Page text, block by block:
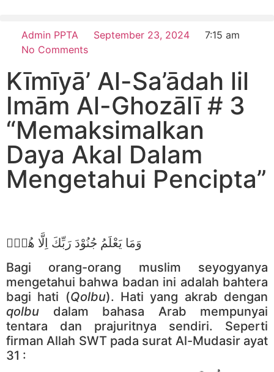
Admin PPTA September 23, 2024
7:15 am
No Comments
Kīmīyā’ Al-Sa’ādah lil
Imām Al-Ghozālī # 3
“Memaksimalkan
Daya Akal Dalam
Mengetahui Pencipta”
وَمَا يَعْلَمُ جُنُوْدَ رَبِّكَ اِلَّا هُوَۗ
Bagi orang-orang muslim seyogyanya
mengetahui bahwa badan ini adalah bahtera
bagi hati (Qolbu). Hati yang akrab dengan
qolbu dalam bahasa Arab mempunyai
tentara dan prajuritnya sendiri. Seperti
firman Allah SWT pada surat Al-Mudasir ayat
31 :